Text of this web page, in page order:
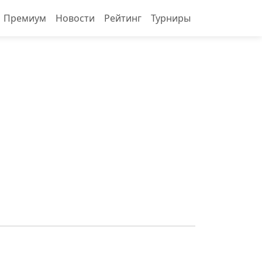
Премиум Новости Рейтинг Турниры